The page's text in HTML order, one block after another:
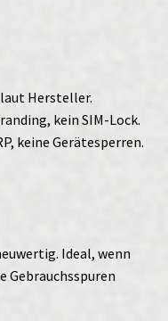
Hersteller.
kein SIM-Lock.
keine Gerätesperren.
Ideal, wenn
Gebrauchsspuren